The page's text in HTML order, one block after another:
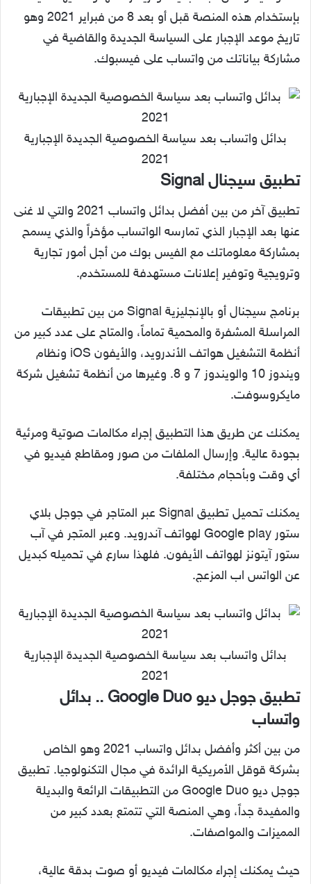
بإستخدام هذه المنصة قبل أو بعد 8 من فبراير 2021 وهو
تاريخ موعد الإجبار على السياسة الجديدة والقاضية في
مشاركة بياناتك من واتساب على فيسبوك.
بدائل واتساب بعد سياسة الخصوصية الجديدة الإجبارية
2021
تطبيق سيجنال Signal
تطبيق آخر من بين أفضل بدائل واتساب 2021 والتي لا غنى
عنها بعد الإجبار الذي تمارسه الواتساب مؤخراً والذي يسمح
بمشاركة معلوماتك مع الفيس بوك من أجل أمور تجارية
وترويجية وتوفير إعلانات مستهدفة للمستخدم.
برنامج سيجنال أو بالإنجليزية Signal من بين تطبيقات
المراسلة المشفرة والمحمية تماماً، والمتاح على عدد كبير من
أنظمة التشغيل هواتف الأندرويد، والأيفون iOS ونظام
ويندوز 10 والويندوز 7 و 8. وغيرها من أنظمة تشغيل شركة
مايكروسوفت.
يمكنك عن طريق هذا التطبيق إجراء مكالمات صوتية ومرئية
بجودة عالية. وإرسال الملفات من صور ومقاطع فيديو في
أي وقت وبأحجام مختلفة.
يمكنك تحميل تطبيق Signal عبر المتاجر في جوجل بلاي
ستور Google play لهواتف آندرويد. وعبر المتجر في آب
ستور آيتونز لهواتف الأيفون. فلهذا سارع في تحميله كبديل
عن الواتس اب المزعج.
بدائل واتساب بعد سياسة الخصوصية الجديدة الإجبارية
2021
تطبيق جوجل ديو Google Duo .. بدائل
واتساب
من بين أكثر وأفضل بدائل واتساب 2021 وهو الخاص
بشركة قوقل الأمريكية الرائدة في مجال التكنولوجيا. تطبيق
جوجل ديو Google Duo من التطبيقات الرائعة والبديلة
والمفيدة جداً، وهي المنصة التي تتمتع بعدد كبير من
المميزات والمواصفات.
حيث يمكنك إجراء مكالمات فيديو أو صوت بدقة عالية،